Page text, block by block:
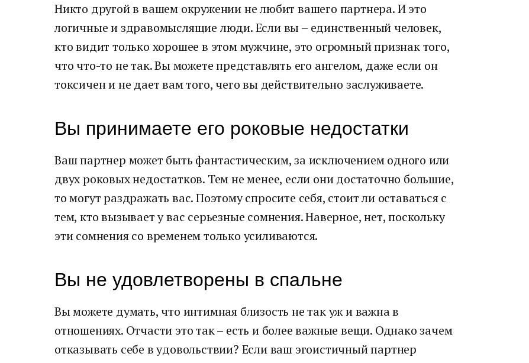
Никто другой в вашем окружении не любит вашего партнера. И это
логичные и здравомыслящие люди. Если вы – единственный человек,
кто видит только хорошее в этом мужчине, это огромный признак того,
что что-то не так. Вы можете представлять его ангелом, даже если он
токсичен и не дает вам того, чего вы действительно заслуживаете.
Вы принимаете его роковые недостатки
Ваш партнер может быть фантастическим, за исключением одного или
двух роковых недостатков. Тем не менее, если они достаточно большие,
то могут раздражать вас. Поэтому спросите себя, стоит ли оставаться с
тем, кто вызывает у вас серьезные сомнения. Наверное, нет, поскольку
эти сомнения со временем только усиливаются.
Вы не удовлетворены в спальне
Вы можете думать, что интимная близость не так уж и важна в
отношениях. Отчасти это так – есть и более важные вещи. Однако зачем
отказывать себе в удовольствии? Если ваш эгоистичный партнер